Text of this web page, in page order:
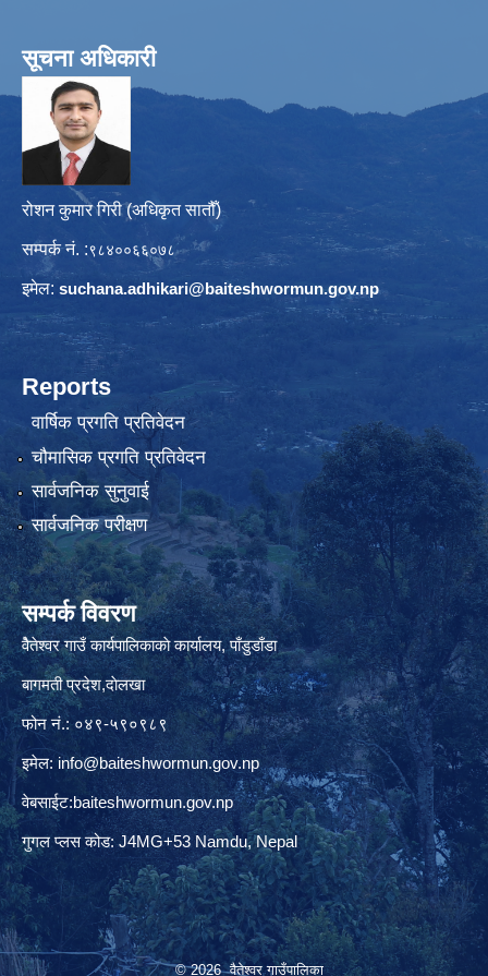
सूचना अधिकारी
रोशन कुमार गिरी (अधिकृत सातौँ)
सम्पर्क नं. :९८४००६६०७८
इमेल: suchana.adhikari@baiteshwormun.gov.np
Reports
वार्षिक प्रगति प्रतिवेदन
चौमासिक प्रगति प्रतिवेदन
सार्वजनिक सुनुवाई
सार्वजनिक परीक्षण
सम्पर्क विवरण
वैेतेश्वर गाउँ कार्यपालिकाकाे कार्यालय, पाँडुडाँडा
बागमती‌ प्रदेश,दाेलखा
फोन नं.: ०४९-५९०९८९
इमेल: info@baiteshwormun.gov.np
वेबसाईट:baiteshwormun.gov.np
गुगल प्लस कोड: J4MG+53 Namdu, Nepal
© 2026 वैतेश्वर गाउँपालिका